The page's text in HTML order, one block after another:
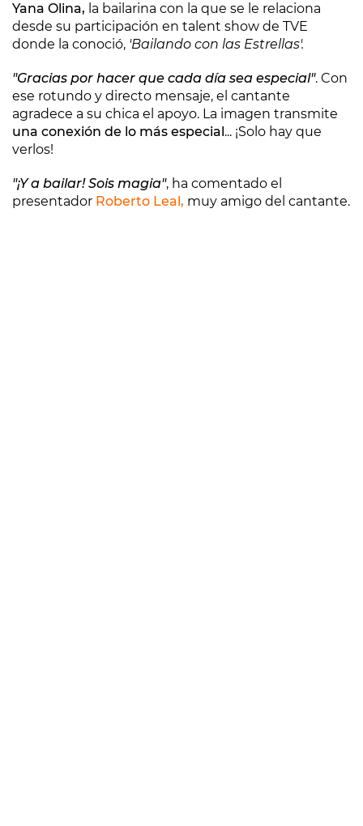
Yana Olina, la bailarina con la que se le relaciona
desde su participación en talent show de TVE
donde la conoció, 'Bailando con las Estrellas'.
"Gracias por hacer que cada día sea especial". Con
ese rotundo y directo mensaje, el cantante
agradece a su chica el apoyo. La imagen transmite
una conexión de lo más especial... ¡Solo hay que
verlos!
"¡Y a bailar! Sois magia", ha comentado el
presentador Roberto Leal, muy amigo del cantante.